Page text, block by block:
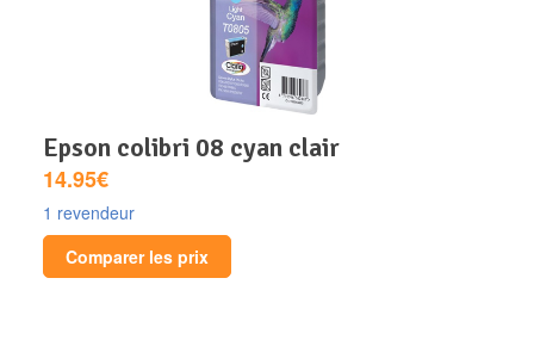
epson colibri 08 cyan clair
14.95€
1 revendeur
Comparer les prix